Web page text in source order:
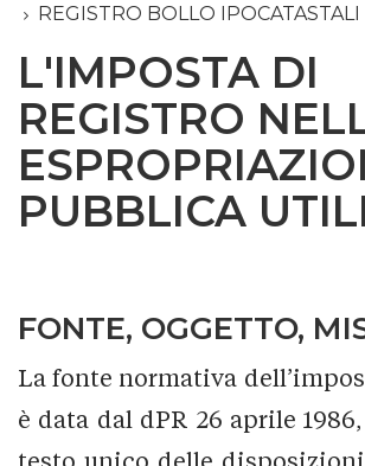
REGISTRO BOLLO IPOCATASTALI
L'IMPOSTA DI
REGISTRO
PUBBLICA
FONTE, OGGETTO,
La fonte normativa
è data dal dPR 26 aprile 1986,
testo unico delle